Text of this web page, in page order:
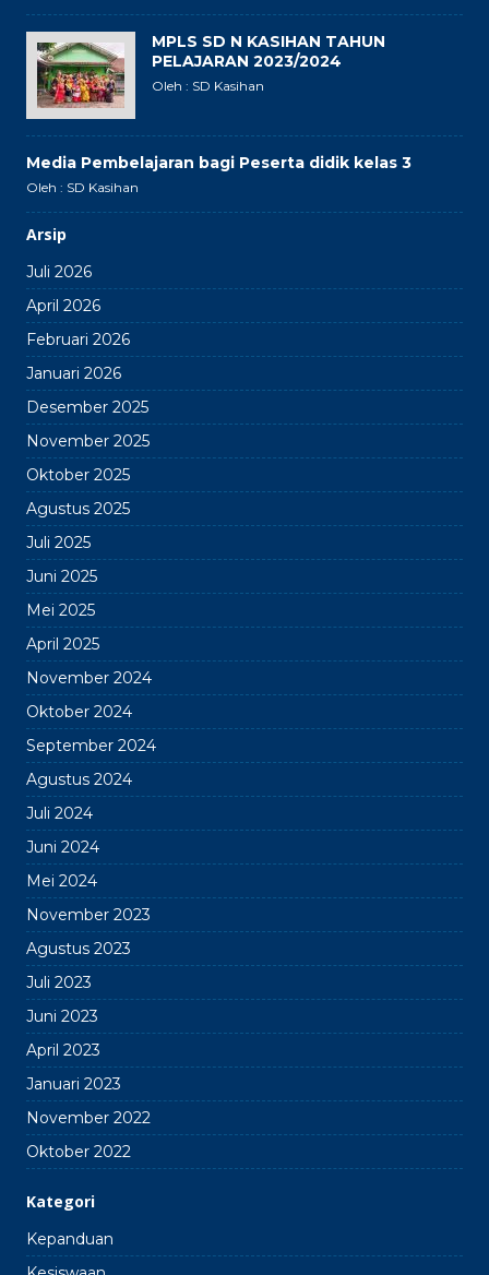
MPLS SD N KASIHAN TAHUN
PELAJARAN 2023/2024
Oleh : SD Kasihan
Media Pembelajaran bagi Peserta didik kelas 3
Oleh : SD Kasihan
Arsip
Juli 2026
April 2026
Februari 2026
Januari 2026
Desember 2025
November 2025
Oktober 2025
Agustus 2025
Juli 2025
Juni 2025
Mei 2025
April 2025
November 2024
Oktober 2024
September 2024
Agustus 2024
Juli 2024
Juni 2024
Mei 2024
November 2023
Agustus 2023
Juli 2023
Juni 2023
April 2023
Januari 2023
November 2022
Oktober 2022
Kategori
Kepanduan